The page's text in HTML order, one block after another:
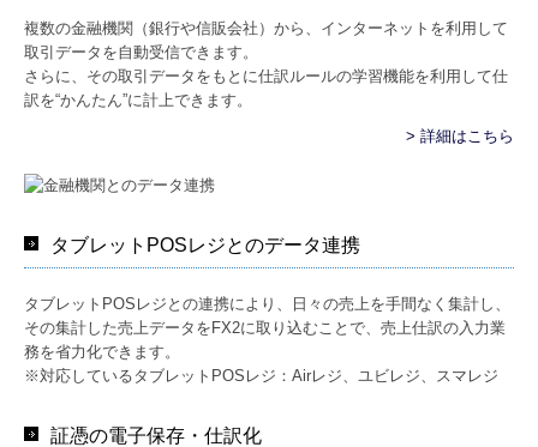
複数の金融機関（銀行や信販会社）から、インターネットを利用して
取引データを自動受信できます。
さらに、その取引データをもとに仕訳ルールの学習機能を利用して仕
訳を“かんたん”に計上できます。
> 詳細はこちら
タブレットPOSレジとのデータ連携
タブレットPOSレジとの連携により、日々の売上を手間なく集計し、
その集計した売上データをFX2に取り込むことで、売上仕訳の入力業
務を省力化できます。
※対応しているタブレットPOSレジ：Airレジ、ユビレジ、スマレジ
証憑の電子保存・仕訳化